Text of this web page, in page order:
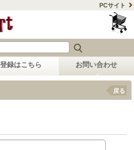
PCサイト
録はこちら お問い合わせ
戻る